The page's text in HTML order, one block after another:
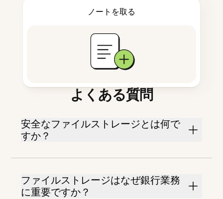
ノートを取る
よくある質問
安全なファイルストレージとは何で
すか？
ファイルストレージはなぜ銀行業務
に重要ですか？